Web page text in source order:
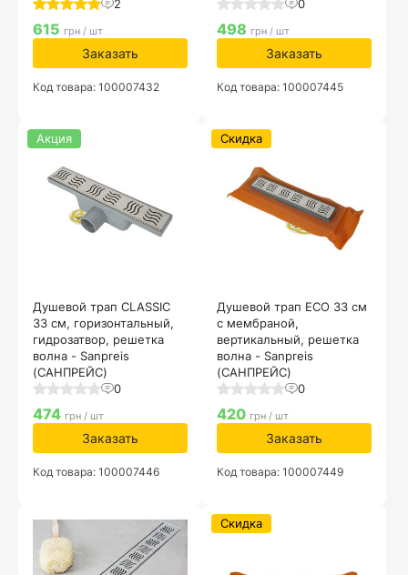
2
615 грн / шт
Заказать
Код товара: 100007432
0
498 грн / шт
Заказать
Код товара: 100007445
Душевой трап CLASSIC
33 см, горизонтальный,
гидрозатвор, решетка
волна - Sanpreis
(САНПРЕЙС)
0
Акция
474 грн / шт
Заказать
Код товара: 100007446
Душевой трап ECO 33 см
с мембраной,
вертикальный, решетка
волна - Sanpreis
(САНПРЕЙС)
0
Скидка
420 грн / шт
Заказать
Код товара: 100007449
Скидка